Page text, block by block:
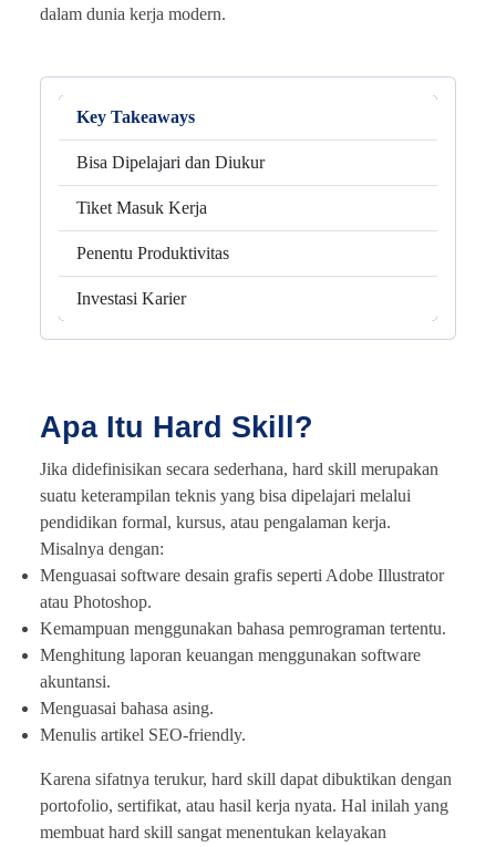
dalam dunia kerja modern.
Key Takeaways
Bisa Dipelajari dan Diukur
Tiket Masuk Kerja
Penentu Produktivitas
Investasi Karier
Apa Itu Hard Skill?
Jika didefinisikan secara sederhana, hard skill merupakan
suatu keterampilan teknis yang bisa dipelajari melalui
pendidikan formal, kursus, atau pengalaman kerja.
Misalnya dengan:
Menguasai software desain grafis seperti Adobe Illustrator
atau Photoshop.
Kemampuan menggunakan bahasa pemrograman tertentu.
Menghitung laporan keuangan menggunakan software
akuntansi.
Menguasai bahasa asing.
Menulis artikel SEO-friendly.
Karena sifatnya terukur, hard skill dapat dibuktikan dengan
portofolio, sertifikat, atau hasil kerja nyata. Hal inilah yang
membuat hard skill sangat menentukan kelayakan